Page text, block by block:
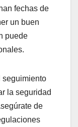
fechas de
un buen
puede
seguimiento
la seguridad
de